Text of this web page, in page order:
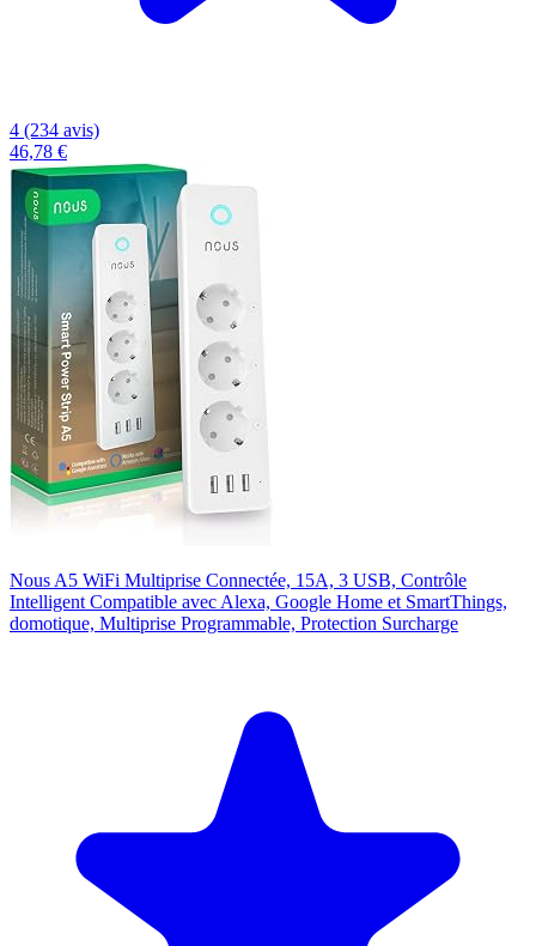
4 (234 avis)
46,78 €
Nous A5 WiFi Multiprise Connectée, 15A, 3 USB, Contrôle
Intelligent Compatible avec Alexa, Google Home et SmartThings,
domotique, Multiprise Programmable, Protection Surcharge